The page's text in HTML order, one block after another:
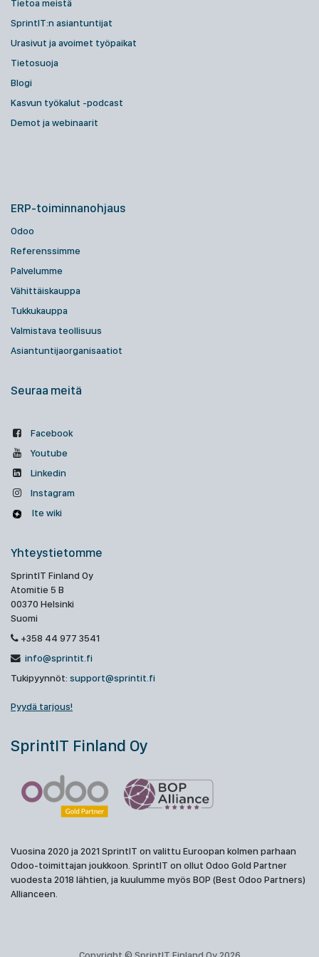
Tietoa meistä
SprintIT:n asiantuntijat
Urasivut ja avoimet työpaikat
Tietosuoja
Blogi
Kasvun työkalut -podcast
Demot ja webinaarit
ERP-toiminnanohjaus
Odoo
Referenssimme
Palvelumme
Vähittäiskauppa
Tukkukauppa
Valmistava teollisuus
Asiantuntijaorganisaatiot
Seuraa meitä
Facebook
Youtube
Linkedin
Instagram
Ite wiki
Yhteystietomme
SprintIT Finland Oy
Atomitie 5 B
00370 Helsinki
Suomi
+358 44 977 3541
info@sprintit.fi
Tukipyynnöt: support@sprintit.fi
Pyydä tarjous!
SprintIT Finland Oy
Vuosina 2020 ja 2021 SprintIT on valittu Euroopan kolmen parhaan
Odoo-toimittajan joukkoon. SprintIT on ollut Odoo Gold Partner
vuodesta 2018 lähtien, ja kuulumme myös BOP (Best Odoo Partners)
Allianceen.
Copyright © SprintIT Finland Oy 2026